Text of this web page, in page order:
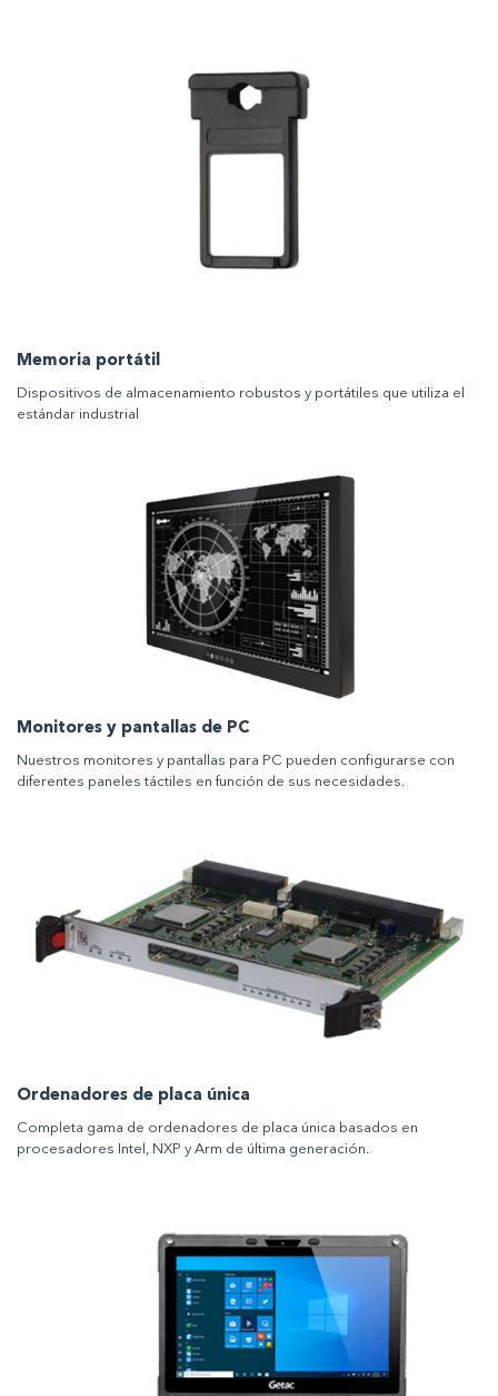
Memoria portátil
Dispositivos de almacenamiento robustos y portátiles que utiliza el
estándar industrial
Monitores y pantallas de PC
Nuestros monitores y pantallas para PC pueden configurarse con
diferentes paneles táctiles en función de sus necesidades.
Ordenadores de placa única
Completa gama de ordenadores de placa única basados en
procesadores Intel, NXP y Arm de última generación.